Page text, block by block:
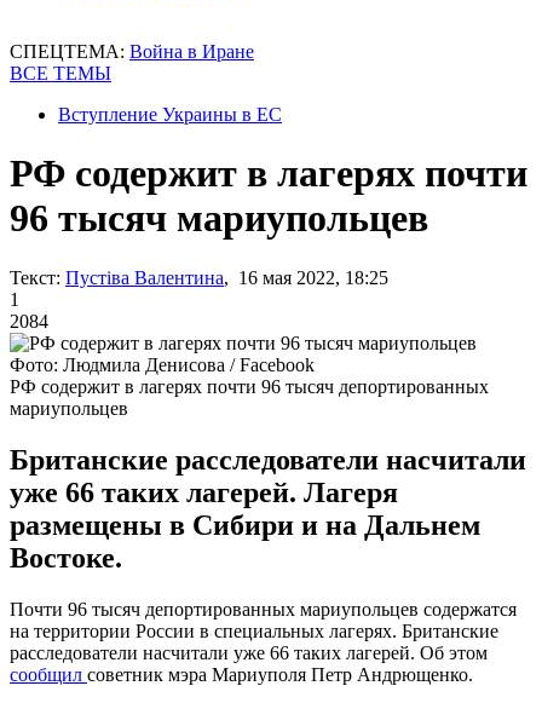
СПЕЦТЕМА: Война в Иране
ВСЕ ТЕМЫ
Вступление Украины в ЕС
РФ содержит в лагерях почти
96 тысяч мариупольцев
Текст: Пустіва Валентина, 16 мая 2022, 18:25
1
2084
Фото: Людмила Денисова / Facebook
РФ содержит в лагерях почти 96 тысяч депортированных
мариупольцев
Британские расследователи насчитали
уже 66 таких лагерей. Лагеря
размещены в Сибири и на Дальнем
Востоке.
Почти 96 тысяч депортированных мариупольцев содержатся
на территории России в специальных лагерях. Британские
расследователи насчитали уже 66 таких лагерей. Об этом
сообщил советник мэра Мариуполя Петр Андрющенко.